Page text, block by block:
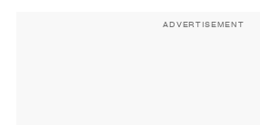
ADVERTISEMENT